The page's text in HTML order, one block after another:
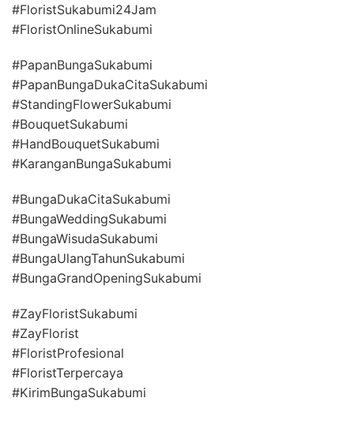
#FloristSukabumi24Jam
#FloristOnlineSukabumi
#PapanBungaSukabumi
#PapanBungaDukaCitaSukabumi
#StandingFlowerSukabumi
#BouquetSukabumi
#HandBouquetSukabumi
#KaranganBungaSukabumi
#BungaDukaCitaSukabumi
#BungaWeddingSukabumi
#BungaWisudaSukabumi
#BungaUlangTahunSukabumi
#BungaGrandOpeningSukabumi
#ZayFloristSukabumi
#ZayFlorist
#FloristProfesional
#FloristTerpercaya
#KirimBungaSukabumi